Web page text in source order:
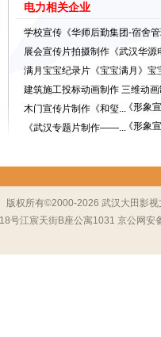
素，帮助观众理解技术要点。
“我们还会根据客户需求，制作‘简
从 “工程解码” 到 “成片交付”，乌
传片，更是一份 “动态施工手册”。“
程完全相同。” 武汉大田影视总经理
，让更多超级工程的施工过程 “看得
电力相关企业
学校宣传《华师后勤集团-宿舍
展会宣传片拍摄制作《武汉华源
满月宝宝纪录片《宝宝满月》宝
建筑施工投标动画制作 三维动画
木门宣传片制作《和玺... 《形象
《武汉专题片制作——... 《形象
版权所有©2000-2026 武汉大田
号江宸天街B座公寓1031 京公